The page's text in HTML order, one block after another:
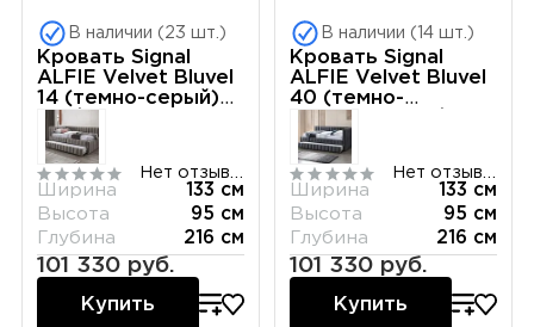
В наличии (23 шт.)
Кровать Signal
ALFIE Velvet Bluvel
14 (темно-серый)
120/200
Ширина
133 см
Высота
95 см
Глубина
216 см
101 330 руб.
Купить
В наличии (14 шт.)
Кровать Signal
ALFIE Velvet Bluvel
40 (темно-
бежевый) 120/200
Ширина
133 см
Высота
95 см
Глубина
216 см
101 330 руб.
Купить